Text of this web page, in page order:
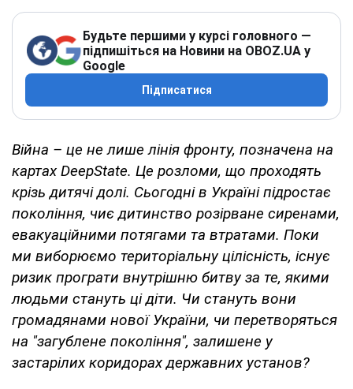
Будьте першими у курсі головного —
підпишіться на Новини на OBOZ.UA у
Google
Підписатися
Війна – це не лише лінія фронту, позначена на
картах DeepState. Це розломи, що проходять
крізь дитячі долі. Сьогодні в Україні підростає
покоління, чиє дитинство розірване сиренами,
евакуаційними потягами та втратами. Поки
ми виборюємо територіальну цілісність, існує
ризик програти внутрішню битву за те, якими
людьми стануть ці діти. Чи стануть вони
громадянами нової України, чи перетворяться
на "загублене покоління", залишене у
застарілих коридорах державних установ?